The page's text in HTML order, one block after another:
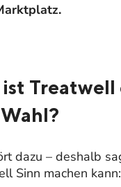
ist Treatwell
dazu – deshalb
Sinn machen kann: